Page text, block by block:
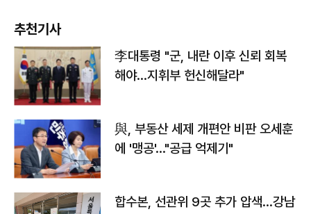
추천기사
李대통령 "군, 내란 이후 신뢰 회복
해야…지휘부 헌신해달라"
與, 부동산 세제 개편안 비판 오세훈
에 '맹공'…"공급 억제기"
합수본, 선관위 9곳 추가 압색…강남